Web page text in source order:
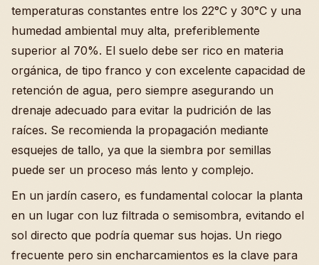
temperaturas constantes entre los 22°C y 30°C y una
humedad ambiental muy alta, preferiblemente
superior al 70%. El suelo debe ser rico en materia
orgánica, de tipo franco y con excelente capacidad de
retención de agua, pero siempre asegurando un
drenaje adecuado para evitar la pudrición de las
raíces. Se recomienda la propagación mediante
esquejes de tallo, ya que la siembra por semillas
puede ser un proceso más lento y complejo.
En un jardín casero, es fundamental colocar la planta
en un lugar con luz filtrada o semisombra, evitando el
sol directo que podría quemar sus hojas. Un riego
frecuente pero sin encharcamientos es la clave para